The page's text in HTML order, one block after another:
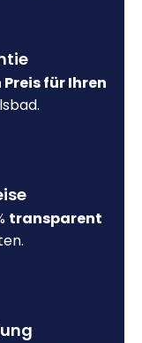
für Ihren
transparent